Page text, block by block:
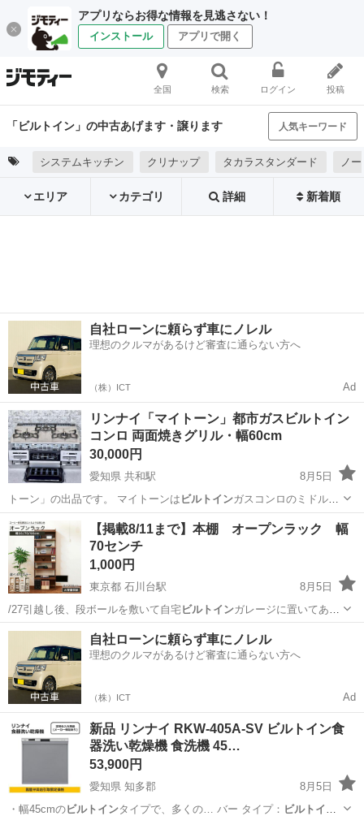
アプリならお得な情報を見逃さない！
インストール アプリで開く
全国 検索 ログイン 投稿
「ビルトイン」の中古あげます・譲ります 人気キーワード
システムキッチン クリナップ タカラスタンダード ノ
エリア カテゴリ 詳細 新着順
自社ローンに頼らず車にノレル
理想のクルマがあるけど審査に通らない方へ
（株）ICT Ad
リンナイ「マイトーン」都市ガスビルトイン
コンロ 両面焼きグリル・幅60cm
30,000円
愛知県 共和駅
8月5日
トーン」の出品です。 マイトーンは ビルトインガスコンロのミドルグ
レード モデル…
愛知 共和駅 家電 コンロ
【掲載8/11まで】本棚 オープンラック 幅
70センチ
1,000円
東京都 石川台駅
8月5日
/27引越し後、段ボールを敷いて自宅 ビルトインガレージに置いてあり
ます。 屋根はあ…
東京 大田区 石川台駅 収納家具
自社ローンに頼らず車にノレル
理想のクルマがあるけど審査に通らない方へ
（株）ICT Ad
新品 リンナイ RKW-405A-SV ビルトイン食
器洗い乾燥機 食洗機 45…
53,900円
愛知県 知多郡
8月5日
・幅45cmのビルトインタイプで、多くの… バー タイプ： ビルトイン